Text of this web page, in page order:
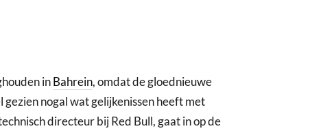
inBahrein, omdat de gloednieuwe
nogal wat gelijkenissen heeft met
directeur bij Red Bull, gaat in op de